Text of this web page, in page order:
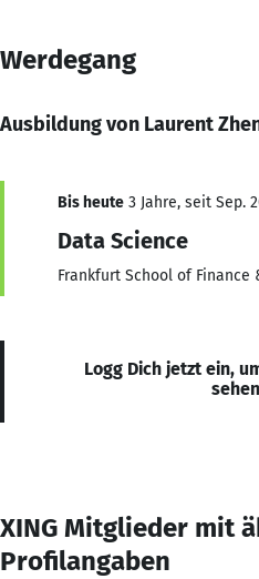
Werdegang
Ausbildung von Laurent
Bis heute 3 Jahre, seit Sep.
Data Science
Frankfurt School of Finance
Logg Dich jetzt ein,
XING Mitglieder mit
Profilangaben